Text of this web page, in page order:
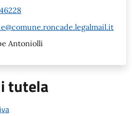
Antoniolli
tutela